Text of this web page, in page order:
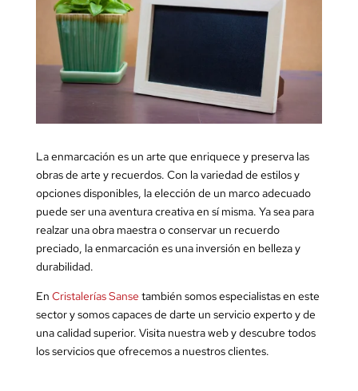
La enmarcación es un arte que enriquece y preserva las
obras de arte y recuerdos. Con la variedad de estilos y
opciones disponibles, la elección de un marco adecuado
puede ser una aventura creativa en sí misma. Ya sea para
realzar una obra maestra o conservar un recuerdo
preciado, la enmarcación es una inversión en belleza y
durabilidad.
En Cristalerías Sanse también somos especialistas en este
sector y somos capaces de darte un servicio experto y de
una calidad superior. Visita nuestra web y descubre todos
los servicios que ofrecemos a nuestros clientes.